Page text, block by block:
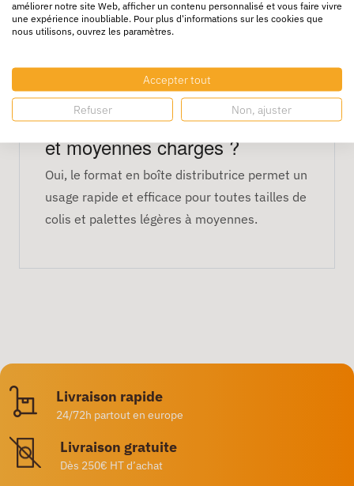
manuels ?
manuels classiques et les dispositifs semi-
automatiques.
Est-ce pratique pour les petites
et moyennes charges ?
Oui, le format en boîte distributrice permet un
usage rapide et efficace pour toutes tailles de
colis et palettes légères à moyennes.
Livraison rapide
24/72h partout en europe
Livraison gratuite
Dès 250€ HT d’achat
améliorer notre site Web, afficher un contenu personnalisé et vous faire vivre
une expérience inoubliable. Pour plus d'informations sur les cookies que
nous utilisons, ouvrez les paramètres.
Accepter tout
Refuser Non, ajuster